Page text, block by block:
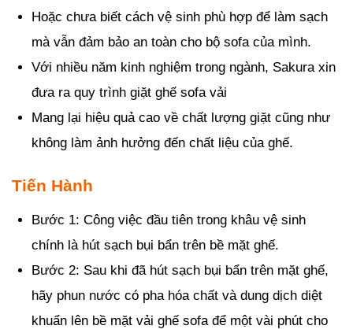
Hoặc chưa biết cách vệ sinh phù hợp để làm sạch
mà vẫn đảm bảo an toàn cho bộ sofa của mình.
Với nhiều năm kinh nghiệm trong ngành, Sakura xin
đưa ra quy trình giặt ghế sofa vải
Mang lại hiệu quả cao về chất lượng giặt cũng như
không làm ảnh hưởng đến chất liệu của ghế.
Tiến Hành
Bước 1: Công việc đầu tiên trong khâu vệ sinh
chính là hút sạch bụi bẩn trên bề mặt ghế.
Bước 2: Sau khi đã hút sạch bụi bẩn trên mặt ghế,
hãy phun nước có pha hóa chất và dung dịch diệt
khuẩn lên bề mặt vải ghế sofa để một vài phút cho